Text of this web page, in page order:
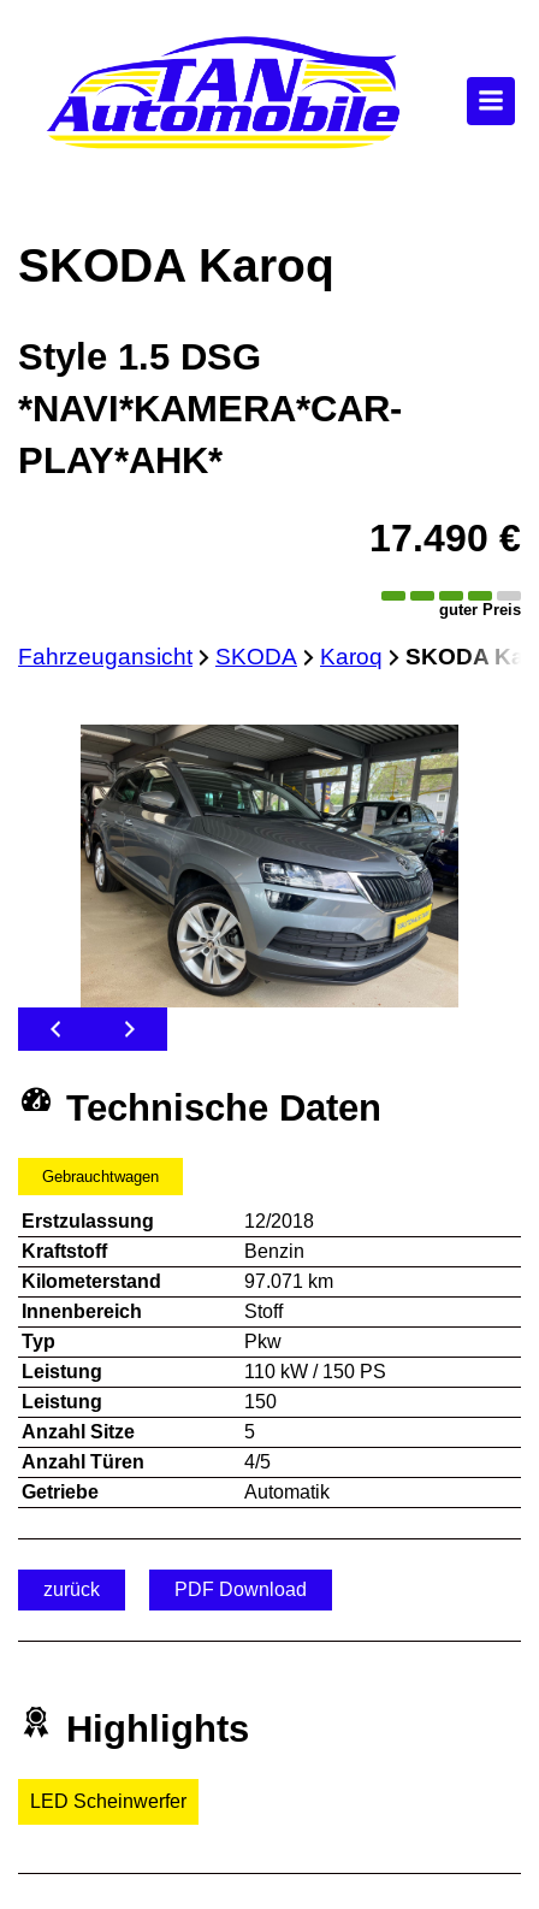
SKODA Karoq
Style 1.5 DSG
*NAVI*KAMERA*CAR-
PLAY*AHK*
17.490 €
guter Preis
Fahrzeugansicht SKODA Karoq SKODA
Technische Daten
Gebrauchtwagen
Erstzulassung
12/2018
Kraftstoff
Benzin
Kilometerstand
97.071 km
Innenbereich
Stoff
Typ
Pkw
Leistung
110 kW / 150 PS
Leistung
150
Anzahl Sitze
5
Anzahl Türen
4/5
Getriebe
Automatik
zurück PDF Download
Highlights
LED Scheinwerfer